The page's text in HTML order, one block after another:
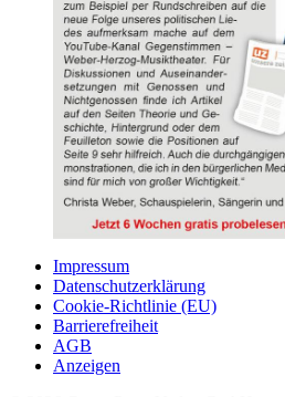
Impressum
Datenschutzerklärung
Cookie-Richtlinie (EU)
Barrierefreiheit
AGB
Anzeigen